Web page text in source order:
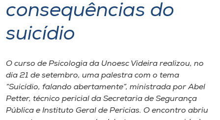
Atendimento ao Estudante
Portal de Ensino
A
Internacionalização
consequências do
suicídio
O curso de Psicologia da Unoesc Videira realizou, no
dia 21 de setembro, uma palestra com o tema
“Suicídio, falando abertamente”, ministrada por Abel
Petter, técnico pericial da Secretaria de Segurança
Pública e Instituto Geral de Pericias. O encontro abriu